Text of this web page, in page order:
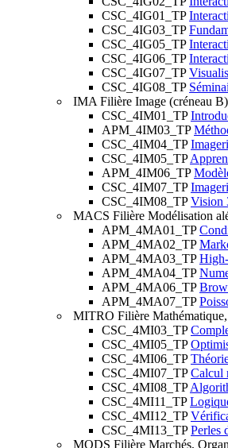
CSC_4IG01_TP
CSC_4IG03_TP
CSC_4IG05_TP
CSC_4IG06_TP
CSC_4IG07_TP
CSC_4IG08_TP
IMA Filière Image (créneau B)
CSC_4IM01_TP
APM_4IM03_TP
CSC_4IM04_TP
CSC_4IM05_TP
APM_4IM06_TP
CSC_4IM07_TP
CSC_4IM08_TP Vision
MACS Filière Modélisation
APM_4MA01_TP
APM_4MA02_TP
APM_4MA03_TP
APM_4MA04_TP
APM_4MA06_TP
APM_4MA07_TP
MITRO Filière
CSC_4MI03_TP
CSC_4MI05_TP
CSC_4MI06_TP
CSC_4MI07_TP Calcul
CSC_4MI08_TP
CSC_4MI11_TP
CSC_4MI12_TP
CSC_4MI13_TP Perles
MODS Filière Marchés,